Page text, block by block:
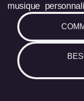
musique